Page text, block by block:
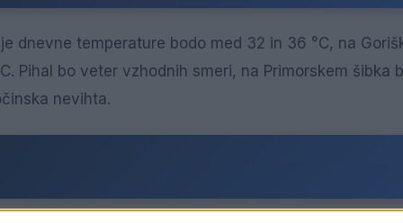
dnevne temperature bodo med 32 in 36 °C, na
Pihal bo veter vzhodnih smeri, na Primorskem šibka
nevihta.